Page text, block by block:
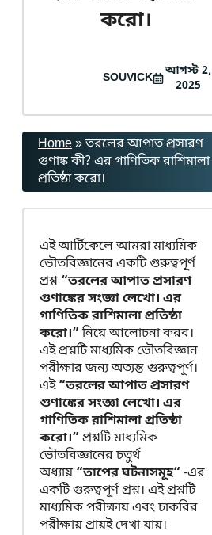
করো।
SOUVICK
আগস্ট 2,
2025
Home»তরলের আপাত প্রসারণ
গুণাঙ্ক কী? এর গাণিতিক রাশিমালা
প্রতিষ্ঠা করো।
এই আর্টিকেলে আমরা মাধ্যমিক
ভৌতবিজ্ঞানের একটি গুরুত্বপূর্ণ
প্রশ্ন “তরলের আপাত প্রসারণ
গুণাঙ্কের সংজ্ঞা লেখো। এর
গাণিতিক রাশিমালা প্রতিষ্ঠা
করো।”নিয়ে আলোচনা করব।
এই প্রশ্নটি মাধ্যমিক ভৌতবিজ্ঞান
পরীক্ষার জন্য অত্যন্ত গুরুত্বপূর্ণ।
এই“তরলের আপাত প্রসারণ
গুণাঙ্কের সংজ্ঞা লেখো। এর
গাণিতিক রাশিমালা প্রতিষ্ঠা
করো।” প্রশ্নটি মাধ্যমিক
ভৌতবিজ্ঞানের চতুর্থ
অধ্যায়“তাপের ঘটনাসমূহ“ -এর
একটি গুরুত্বপূর্ণ প্রশ্ন। এই প্রশ্নটি
মাধ্যমিক পরীক্ষায় এবং চাকরির
পরীক্ষায় প্রায়ই দেখা যায়।